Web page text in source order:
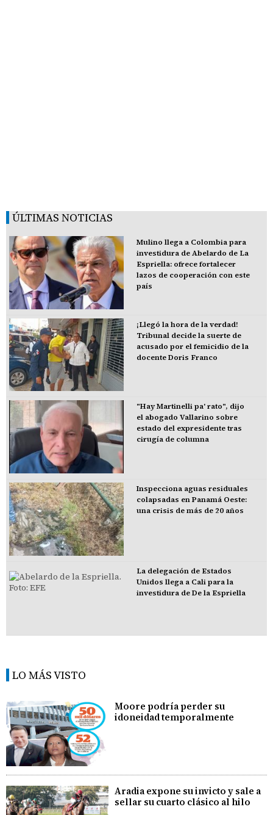
ÚLTIMAS NOTICIAS
Mulino llega a Colombia para
investidura de Abelardo de La
Espriella: ofrece fortalecer
lazos de cooperación con este
país
¡Llegó la hora de la verdad!
Tribunal decide la suerte de
acusado por el femicidio de la
docente Doris Franco
"Hay Martinelli pa' rato", dijo
el abogado Vallarino sobre
estado del expresidente tras
cirugía de columna
Inspecciona aguas residuales
colapsadas en Panamá Oeste:
una crisis de más de 20 años
La delegación de Estados
Unidos llega a Cali para la
investidura de De la Espriella
LO MÁS VISTO
Moore podría perder su
idoneidad temporalmente
Aradia expone su invicto y sale a
sellar su cuarto clásico al hilo